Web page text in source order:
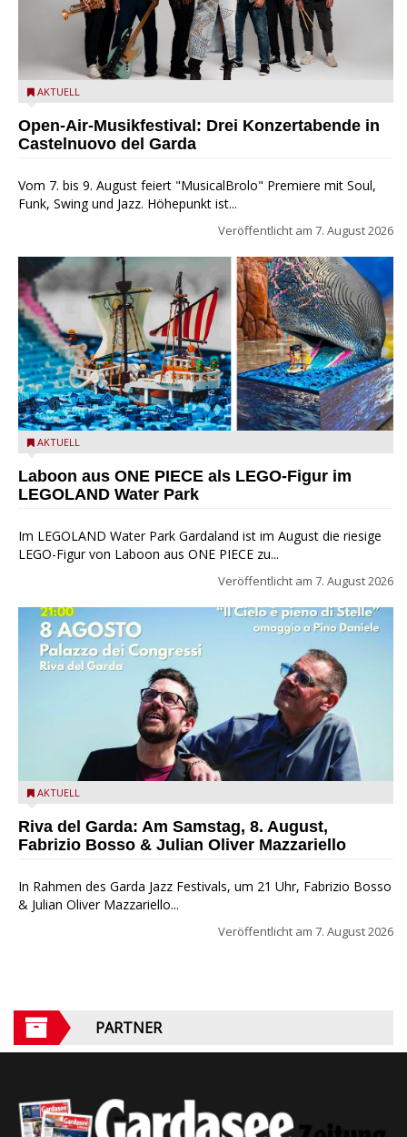
Castelnuovo del Garda: Die "Dirotta su Cuba" zu Gast beim
AKTUELL
Open-Air-Musikfestival: Drei Konzertabende in
Castelnuovo del Garda
Vom 7. bis 9. August feiert "MusicalBrolo" Premiere mit Soul,
Funk, Swing und Jazz. Höhepunkt ist...
Veröffentlicht am 7. August 2026
Laboon aus ONE PIECE als LEGO-Figur im LEGOLAND Water
AKTUELL
Laboon aus ONE PIECE als LEGO-Figur im
LEGOLAND Water Park
Im LEGOLAND Water Park Gardaland ist im August die riesige
LEGO-Figur von Laboon aus ONE PIECE zu...
Veröffentlicht am 7. August 2026
Fabrizio Bosso & Julian Oliver Mazzariello zu Gast beim Garda
AKTUELL
Riva del Garda: Am Samstag, 8. August,
Fabrizio Bosso & Julian Oliver Mazzariello
In Rahmen des Garda Jazz Festivals, um 21 Uhr, Fabrizio Bosso
& Julian Oliver Mazzariello...
Veröffentlicht am 7. August 2026
PARTNER